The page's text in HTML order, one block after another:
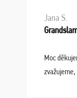
Jana S.
Moc